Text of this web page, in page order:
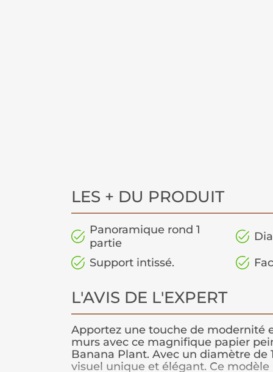
LES + DU PRODUIT
Panoramique rond 1
partie
Support intissé.
L'AVIS DE L'EXPERT
Apportez une touche de modernité
murs avec ce magnifique papier
Banana Plant. Avec un diamètre de
visuel unique et élégant. Ce